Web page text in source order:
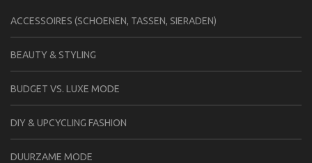
ACCESSOIRES (SCHOENEN, TASSEN, SIERADEN)
BEAUTY & STYLING
BUDGET VS. LUXE MODE
DIY & UPCYCLING FASHION
DUURZAME MODE